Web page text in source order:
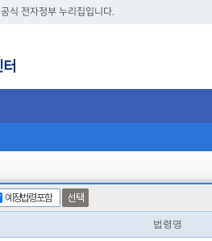
식 전자정부 누리집입니다.
예정법령포함 선택
법령명